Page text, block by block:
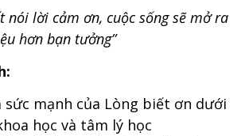
nói lời cảm ơn, cuộc sống sẽ mở ra
hơn bạn tưởng”
sức mạnh của Lòng biết ơn dưới
học và tâm lý học